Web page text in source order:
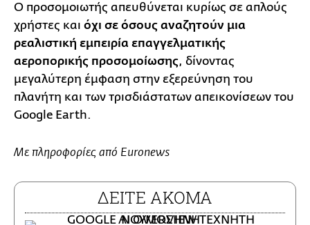
Ο προσομοιωτής απευθύνεται κυρίως σε απλούς
χρήστες και όχι σε όσους αναζητούν μια
ρεαλιστική εμπειρία επαγγελματικής
αεροπορικής προσομοίωσης, δίνοντας
μεγαλύτερη έμφαση στην εξερεύνηση του
πλανήτη και των τρισδιάστατων απεικονίσεων του
Google Earth.
Με πληροφορίες από Euronews
ΔΕΙΤΕ ΑΚΟΜΑ